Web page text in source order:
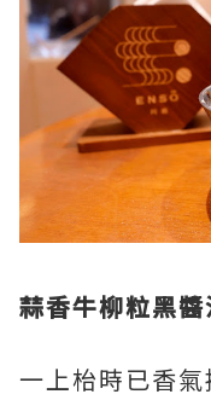
蒜香牛柳粒黑
一上枱時已香